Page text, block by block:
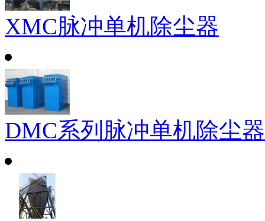
XMC脉冲单机除尘器
DMC系列脉冲单机除尘器